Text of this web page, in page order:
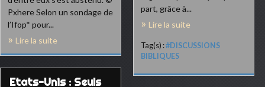
part, grâce à...
Lire la suite
Tag(s) :#DISCUSSIONS
BIBLIQUES
Pxhere Selon un sondage de
l’Ifop* pour...
Lire la suite
Etats-Unis : Seuls